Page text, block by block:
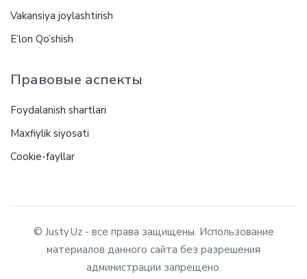
Vakansiya joylashtirish
E’lon Qo’shish
Правовые аспекты
Foydalanish shartlari
Maxfiylik siyosati
Cookie-fayllar
© Justy.Uz - все права защищены. Использование
материалов данного сайта без разрешения
администрации запрещено.